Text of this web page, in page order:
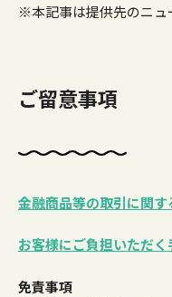
※本記事は提供先のニュ
ご留意事項
金融商品等の取引に関
お客様にご負担いただく
免責事項